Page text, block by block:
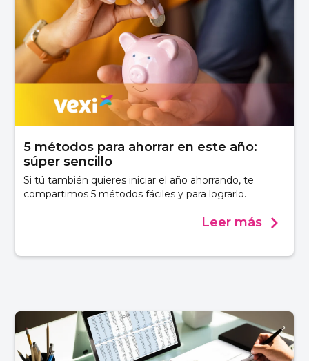
5 métodos para ahorrar en este año:
súper sencillo
Si tú también quieres iniciar el año ahorrando, te
compartimos 5 métodos fáciles y para lograrlo.
Leer más